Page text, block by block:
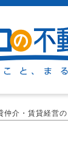
仲介・賃貸経営